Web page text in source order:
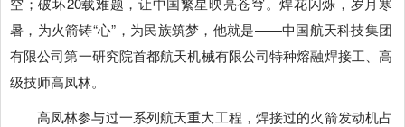
暑，为火箭铸“心”，为民族筑梦，他就是――中国航天科技集团
有限公司第一研究院首都航天机械有限公司特种熔融焊接工、高
级技师高凤林。
高凤林参与过一系列航天重大工程，焊接过的火箭发动机占